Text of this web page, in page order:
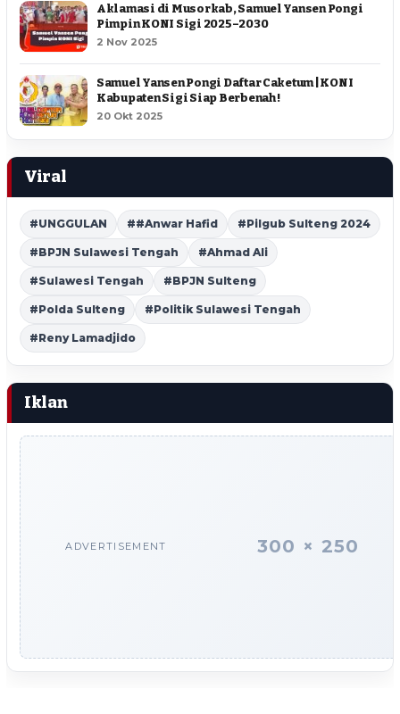
Aklamasi di Musorkab, Samuel Yansen Pongi
Pimpin KONI Sigi 2025–2030
2 Nov 2025
Samuel Yansen Pongi Daftar Caketum | KONI
Kabupaten Sigi Siap Berbenah !
20 Okt 2025
Viral
#UNGGULAN ##Anwar Hafid #Pilgub Sulteng 2024
#BPJN Sulawesi Tengah #Ahmad Ali
#Sulawesi Tengah #BPJN Sulteng
#Polda Sulteng #Politik Sulawesi Tengah
#Reny Lamadjido
Iklan
ADVERTISEMENT 300 × 250